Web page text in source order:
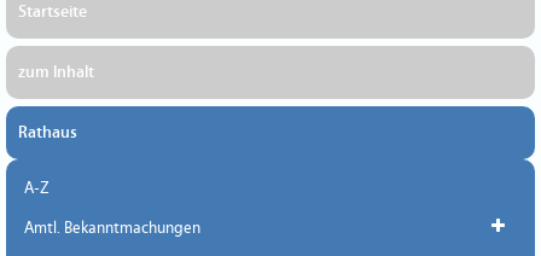
Startseite
zum Inhalt
Rathaus
A-Z
Amtl. Bekanntmachungen